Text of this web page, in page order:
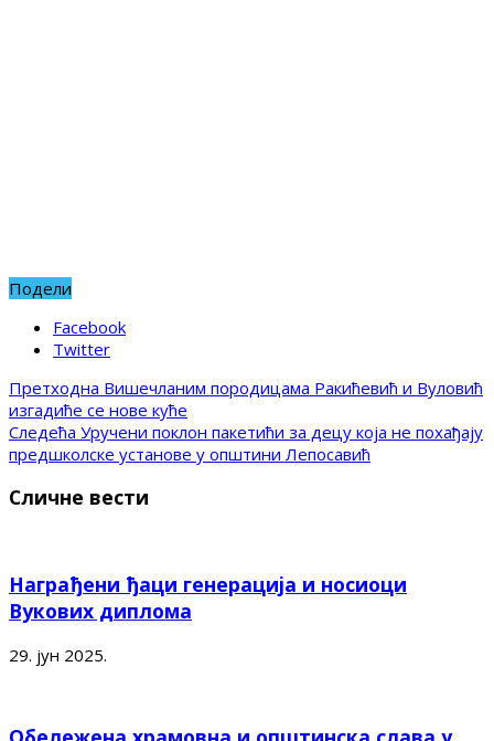
Подели
Facebook
Twitter
Претходна Вишечланим породицама Ракићевић и Вуловић
изгадиће се нове куће
Следећа Уручени поклон пакетићи за децу која не похађају
предшколске установе у општини Лепосавић
Сличне вести
Награђени ђаци генерација и носиоци
Вукових диплома
29. јун 2025.